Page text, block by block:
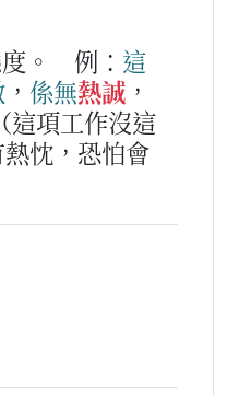
。
例： 這
， 係無熱誠 ，
（這項工作沒這
忱，恐怕會